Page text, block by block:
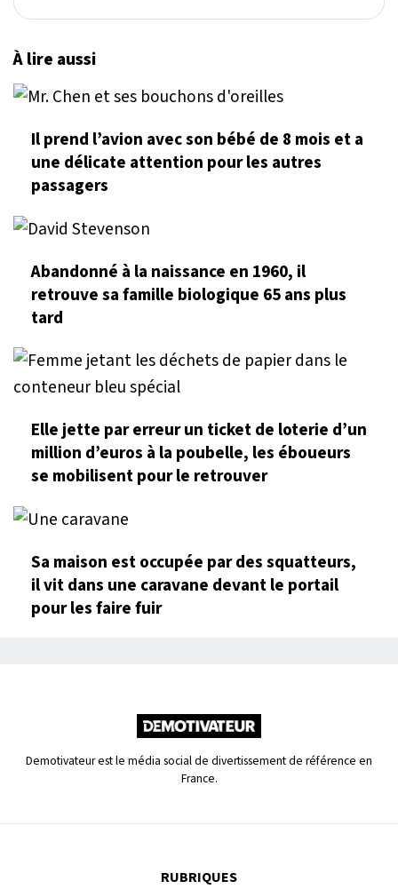
À lire aussi
Il prend l’avion avec son bébé de 8 mois et a
une délicate attention pour les autres
passagers
Abandonné à la naissance en 1960, il
retrouve sa famille biologique 65 ans plus
tard
Elle jette par erreur un ticket de loterie d’un
million d’euros à la poubelle, les éboueurs
se mobilisent pour le retrouver
Sa maison est occupée par des squatteurs,
il vit dans une caravane devant le portail
pour les faire fuir
Demotivateur est le média social de divertissement de référence en
France.
RUBRIQUES